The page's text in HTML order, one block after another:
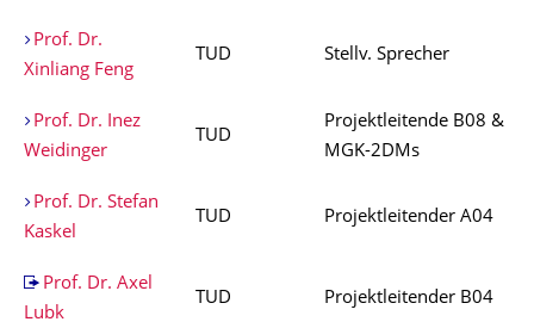
Prof. Dr.
Xinliang Feng
TUD Stellv. Sprecher
Prof. Dr. Inez
Weidinger
TUD
Projektleitende B08 &
MGK-2DMs
Prof. Dr. Stefan
Kaskel
TUD Projektleitender A04
Prof. Dr. Axel
Lubk
TUD Projektleitender B04